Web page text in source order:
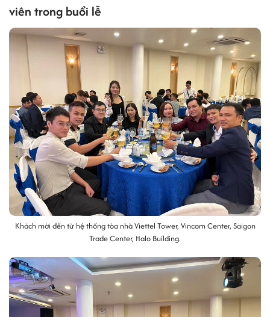
viên trong buổi lễ
Khách mời đến từ hệ thống tòa nhà Viettel Tower, Vincom Center, Saigon
Trade Center, Halo Building.